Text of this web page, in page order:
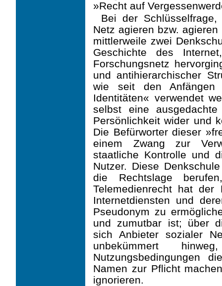
»Recht auf
Bei der
Netz agieren bzw.
mittlerweile zwei
Geschichte des
Forschungsnetz
und antihierarchischer
wie seit den
Identitäten« verwendet
selbst eine
Persönlichkeit wider und
Die Befürworter dieser
einem Zwang zur
staatliche Kontrolle und
Nutzer. Diese
die Rechtslage
Telemedienrecht hat der
Internetdiensten und
Pseudonym zu
und zumutbar ist; über
sich Anbieter sozialer
unbekümmert
Nutzungsbedingungen
Namen zur Pflicht
ignorieren.